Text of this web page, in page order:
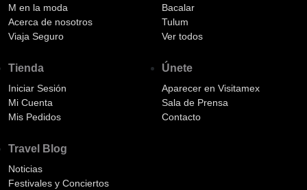
M en la moda
Acerca de nosotros
Viaja Seguro
Tienda
Iniciar Sesión
Mi Cuenta
Mis Pedidos
Bacalar
Tulum
Ver todos
Únete
Aparecer en Visitamex
Sala de Prensa
Contacto
Travel Blog
Noticias
Festivales y Conciertos